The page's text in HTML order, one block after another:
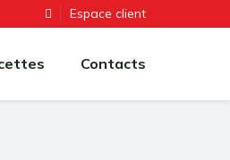
Espace client
Contacts